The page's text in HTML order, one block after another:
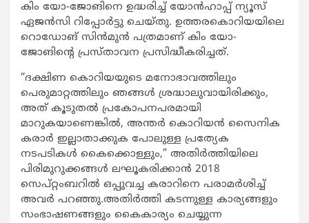
കിം യോ-ജോങിനെ ഉദ്ധരിച്ച് യോന്‍ഹാപ്പ് ന്യൂസ്
ഏജന്‍സി റിപ്പോര്‍ട്ടു ചെയ്തു. ഉത്തരകൊറിയയിലെ
റൊഡോങ് സിന്‍മുന്‍ പത്രമാണ് കിം യോ-
ജോങിന്‍റെ പ്രസ്താവന പ്രസിദ്ധീകരിച്ചത്.
“ദക്ഷിണ കൊറിയയുടെ മനോഭാവത്തിലും
പെരുമാറ്റത്തിലും ഞങ്ങള്‍ ശ്രദ്ധാലുവായിരിക്കും,
അത് കൂടുതല്‍ പ്രകോപനപരമായി
മാറുകയാണെങ്കില്‍, അന്തര്‍ കൊറിയന്‍ സൈനിക
കരാര്‍ ഇല്ലാതാക്കുക പോലുള്ള പ്രത്യേക
നടപടികള്‍ കൈക്കൊള്ളും,” അതിര്‍ത്തിയിലെ
പിരിമുറുക്കങ്ങള്‍ ലഘൂകരിക്കാന്‍ 2018
സെപ്റ്റംബറില്‍ ഒപ്പുവച്ച കരാറിനെ പരാമര്‍ശിച്ച്
അവര്‍ പറഞ്ഞു.അതിര്‍ത്തി കടന്നുള്ള കാര്യങ്ങളും
സംഭാഷണങ്ങളും കൈകാര്യം ചെയ്യുന്ന